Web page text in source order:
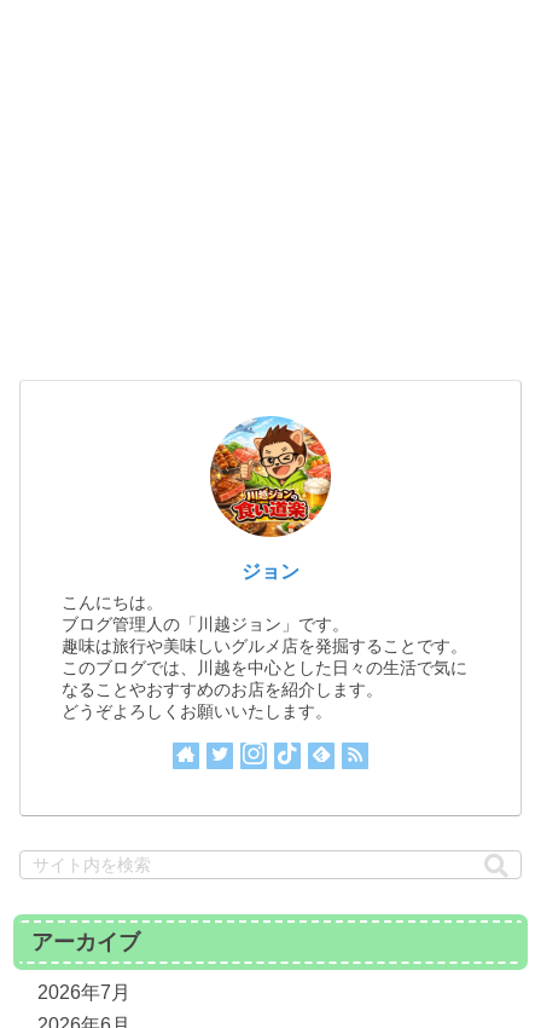
ジョン
こんにちは。
ブログ管理人の「川越ジョン」です。
趣味は旅行や美味しいグルメ店を発掘することです。
このブログでは、川越を中心とした日々の生活で気に
なることやおすすめのお店を紹介します。
どうぞよろしくお願いいたします。
アーカイブ
2026年7月